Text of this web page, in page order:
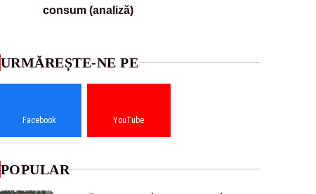
consum (analiză)
URMĂREȘTE-NE PE
Facebook YouTube
POPULAR